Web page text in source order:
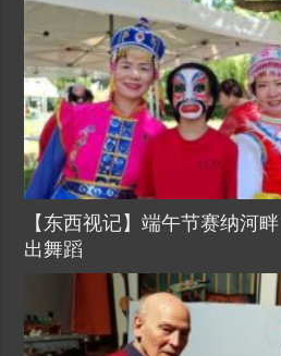
【东西视记】端午节赛纳河
出舞蹈